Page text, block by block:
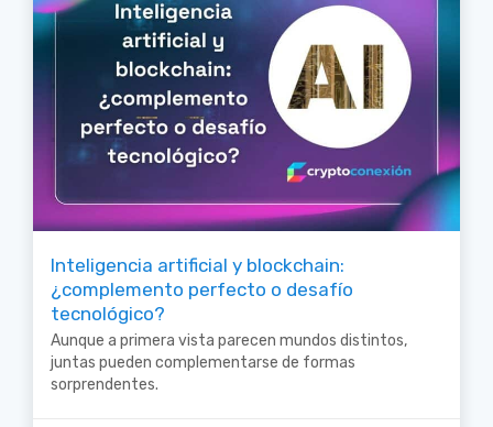
Inteligencia artificial y blockchain:
¿complemento perfecto o desafío
tecnológico?
Aunque a primera vista parecen mundos distintos,
juntas pueden complementarse de formas
sorprendentes.